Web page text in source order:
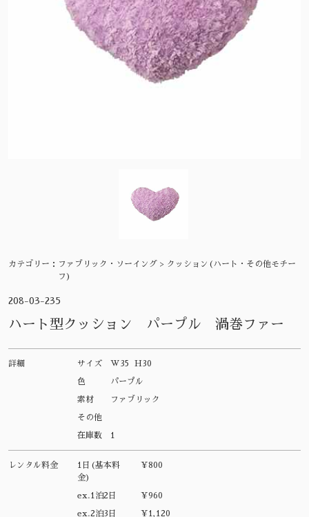
カテゴリー： ファブリック・ソーイング > クッション(ハート・その他モチー
フ)
208-03-235
ハート型クッション パープル 渦巻ファー
詳細 サイズ W35 H30
色 パープル
素材 ファブリック
その他
在庫数 1
レンタル料金
1日(基本料
金)
¥800
ex.1泊2日 ¥960
ex.2泊3日 ¥1,120